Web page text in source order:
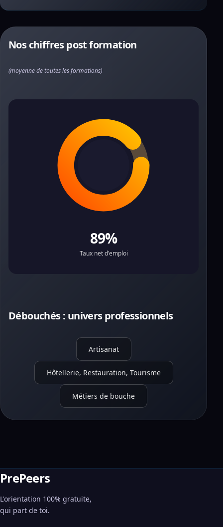
Nos chiffres post formation
(moyenne de toutes les formations)
89%
Taux net d'emploi
Débouchés : univers professionnels
Artisanat
Hôtellerie, Restauration, Tourisme
Métiers de bouche
PrePeers
L'orientation 100% gratuite,
qui part de toi.